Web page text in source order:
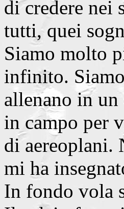
di credere nei
tutti, quei
Siamo molto
infinito.
allenano in
in campo per
di aereoplani.
mi ha
In fondo vola